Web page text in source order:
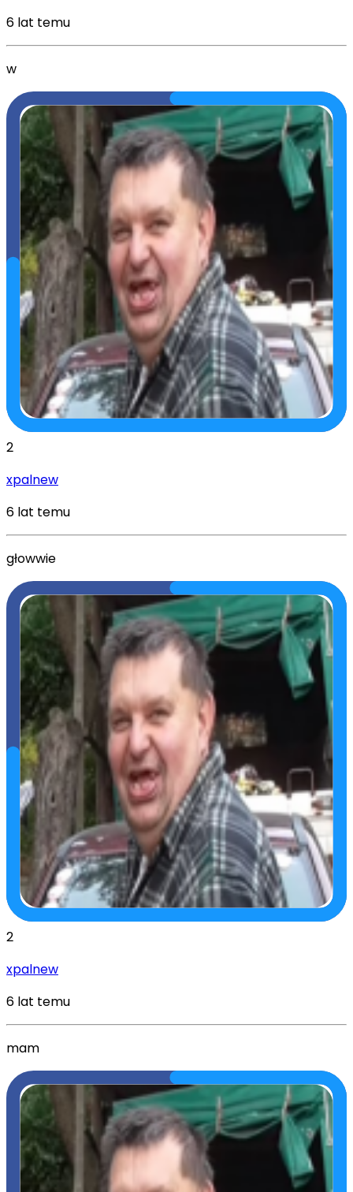
6 lat temu
w
2
xpalnew
6 lat temu
głowwie
2
xpalnew
6 lat temu
mam